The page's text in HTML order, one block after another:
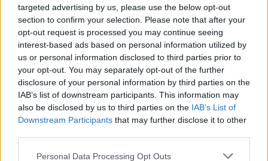
targeted advertising by us, please use the below opt-out
section to confirm your selection. Please note that after your
opt-out request is processed you may continue seeing
interest-based ads based on personal information utilized by
us or personal information disclosed to third parties prior to
your opt-out. You may separately opt-out of the further
disclosure of your personal information by third parties on the
IAB’s list of downstream participants. This information may
also be disclosed by us to third parties on the IAB’s List of
Downstream Participants that may further disclose it to other
Personal Data Processing Opt Outs
Használt e-autó vásárlás: Hogyan